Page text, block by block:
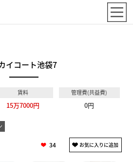
イコート池袋7
賃料
15万7000円
管理費(共益費)
0円
34